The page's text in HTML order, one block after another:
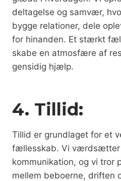
deltagelse og samvær,
bygge relationer, dele
for hinanden. Et stærkt
skabe en atmosfære af
gensidig hjælp.
4. Tillid:
Tillid er grundlaget for et
fællesskab. Vi
kommunikation, og vi tror
mellem beboerne, driften